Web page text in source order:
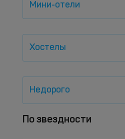
Мини-отели
Хостелы
Недорого
По звездности